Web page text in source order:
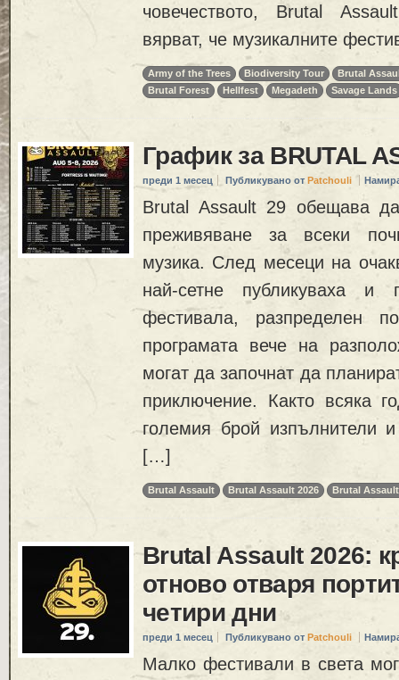
човечеството, Brutal
вярват, че музикалните
Army of the Trees Biodiversity Tour
Brutal
Brutal Forest
Hellfest Megadeth Savage Lands
График за BRUTAL
преди 1 месец Публикувано от Patchouli
Brutal Assault 29 обещава
преживяване за всеки
музика. След месеци на
най-сетне публикуваха
фестивала, разпределен
програмата вече на
могат да започнат да
приключение. Както всяка
големия брой изпълнители
[…]
Brutal Assault Brutal Assault 2026 Brutal
Brutal Assault 2026:
отново отваря
четири дни
преди 1 месец Публикувано от Patchouli
Малко фестивали в света